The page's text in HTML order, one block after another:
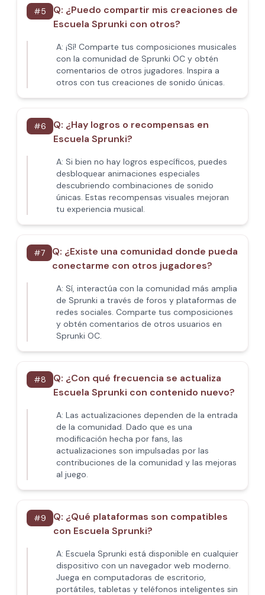
#5 Q: ¿Puedo compartir mis creaciones de
Escuela Sprunki con otros?
A: ¡Sí! Comparte tus composiciones musicales
con la comunidad de Sprunki OC y obtén
comentarios de otros jugadores. Inspira a
otros con tus creaciones de sonido únicas.
#6 Q: ¿Hay logros o recompensas en
Escuela Sprunki?
A: Si bien no hay logros específicos, puedes
desbloquear animaciones especiales
descubriendo combinaciones de sonido
únicas. Estas recompensas visuales mejoran
tu experiencia musical.
#7 Q: ¿Existe una comunidad donde pueda
conectarme con otros jugadores?
A: Sí, interactúa con la comunidad más amplia
de Sprunki a través de foros y plataformas de
redes sociales. Comparte tus composiciones
y obtén comentarios de otros usuarios en
Sprunki OC.
#8 Q: ¿Con qué frecuencia se actualiza
Escuela Sprunki con contenido nuevo?
A: Las actualizaciones dependen de la entrada
de la comunidad. Dado que es una
modificación hecha por fans, las
actualizaciones son impulsadas por las
contribuciones de la comunidad y las mejoras
al juego.
#9 Q: ¿Qué plataformas son compatibles
con Escuela Sprunki?
A: Escuela Sprunki está disponible en cualquier
dispositivo con un navegador web moderno.
Juega en computadoras de escritorio,
portátiles, tabletas y teléfonos inteligentes sin